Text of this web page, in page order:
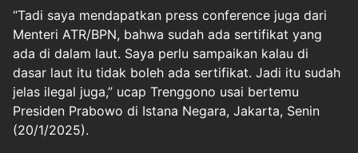
“Tadi saya mendapatkan press conference juga dari
Menteri ATR/BPN, bahwa sudah ada sertifikat yang
ada di dalam laut. Saya perlu sampaikan kalau di
dasar laut itu tidak boleh ada sertifikat. Jadi itu sudah
jelas ilegal juga,” ucap Trenggono usai bertemu
Presiden Prabowo di Istana Negara, Jakarta, Senin
(20/1/2025).